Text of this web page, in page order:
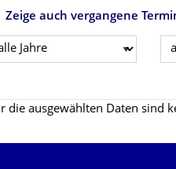
Zeige auch vergangene
wählen
die ausgewählten Daten sind